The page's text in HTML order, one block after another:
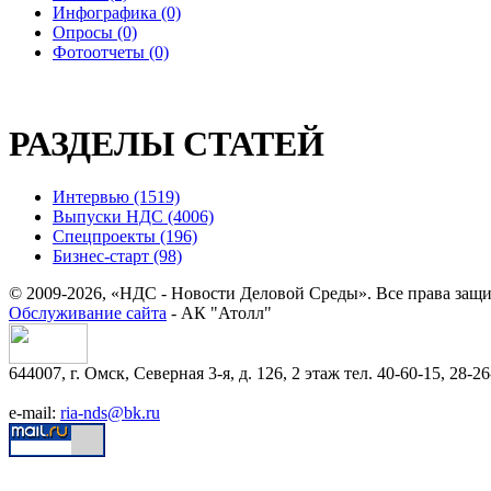
Инфографика (0)
Опросы (0)
Фотоотчеты (0)
РАЗДЕЛЫ СТАТЕЙ
Интервью (1519)
Выпуски НДС (4006)
Спецпроекты (196)
Бизнес-старт (98)
© 2009-2026, «НДС - Новости Деловой Среды». Все права
Обслуживание сайта - АК "Атолл"
644007, г. Омск, Северная 3-я, д. 126, 2 этаж тел. 40-60-15, 28-
e-mail: ria-nds@bk.ru